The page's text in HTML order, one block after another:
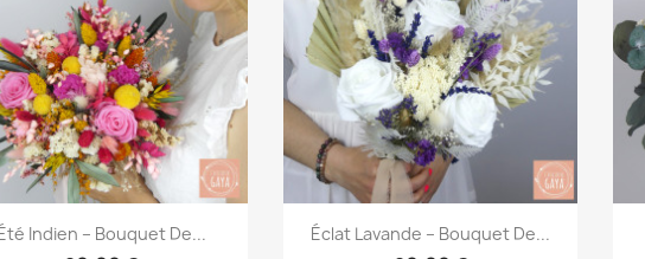
Aperçu rapide
Indien – Bouquet De... Aperçu rapide
Éclat Lavande – Bouquet De...